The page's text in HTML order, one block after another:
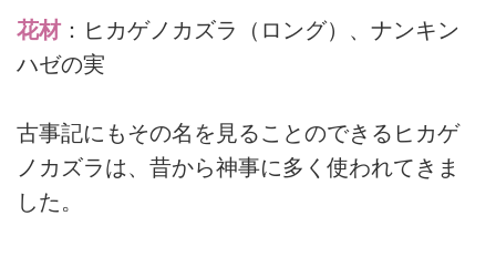
花材 ：ヒカゲノカズラ（ロング）、ナンキン
ハゼの実
古事記にもその名を見ることのできるヒカゲ
ノカズラは、昔から神事に多く使われてきま
した。